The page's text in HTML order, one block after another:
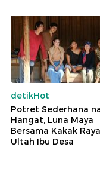
detikHot
Potret Sederhana
Hangat, Luna Maya
Bersama Kakak
Ultah Ibu Desa